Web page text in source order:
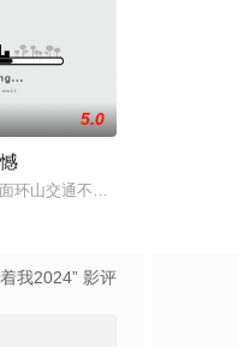
我成长，
命运的是谁？什么才是生命价值
深思熟虑，只有最单纯的坚定
5.0
环山交通不便，多为留守老人
我2024” 影评